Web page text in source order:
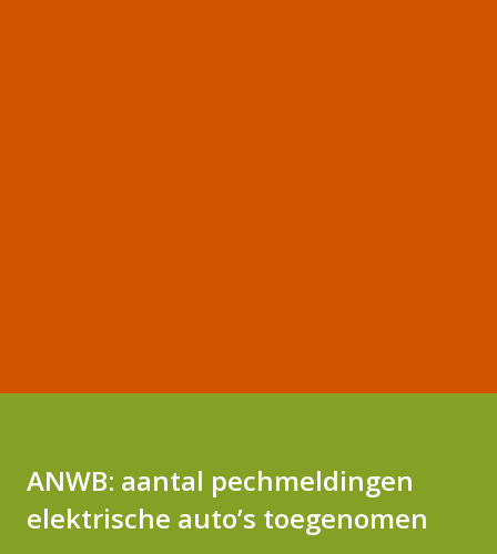
ANWB: aantal pechmeldingen
elektrische auto’s toegenomen